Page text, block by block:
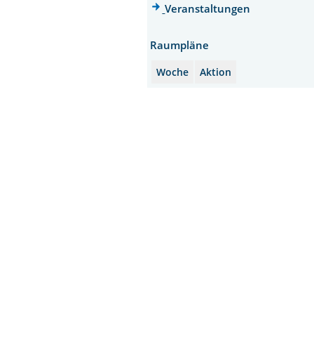
Veranstaltungen
Raumpläne
Woche Aktion